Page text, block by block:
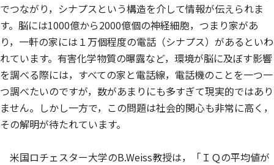
でつながり，シナプスという構造を介して情報が伝えられま
す。脳には1000億から2000億個の神経細胞，つまり家があ
り，一軒の家には１万個程度の電話（シナプス）があるといわ
れています。有害化学物質の曝露など，環境が脳に及ぼす影響
を調べる際には，すべての家と電話線，電話機のことを一つ一
つ調べたいのですが，数があまりにも多すぎて現実的ではあり
ません。しかし一方で，この問題は社会的関心も非常に高く，
その解明が待たれています。
米国ロチェスター大学のB.Weiss教授は，「ＩＱの平均値が